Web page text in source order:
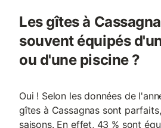
Les gîtes à
souvent équipés
ou d'une piscine ?
Oui ! Selon les données de
gîtes à Cassagnas sont
saisons. En effet, 43 % sont